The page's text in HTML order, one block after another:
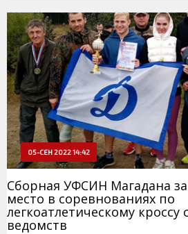
05-СЕН 2022 14:42
Сборная УФСИН Магадана
место в соревнованиях по
легкоатлетическому
ведомств